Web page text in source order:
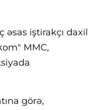
iştirakçı daxil
MMC,
görə,